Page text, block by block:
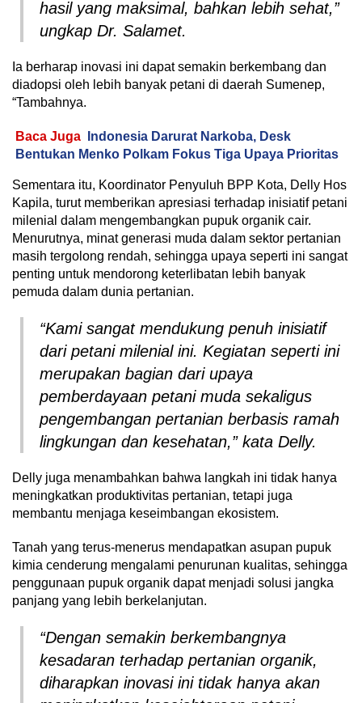
hasil yang maksimal, bahkan lebih sehat,”
ungkap Dr. Salamet.
Ia berharap inovasi ini dapat semakin berkembang dan
diadopsi oleh lebih banyak petani di daerah Sumenep,
“Tambahnya.
Baca Juga
Indonesia Darurat Narkoba, Desk
Bentukan Menko Polkam Fokus Tiga Upaya Prioritas
Sementara itu, Koordinator Penyuluh BPP Kota, Delly Hos
Kapila, turut memberikan apresiasi terhadap inisiatif petani
milenial dalam mengembangkan pupuk organik cair.
Menurutnya, minat generasi muda dalam sektor pertanian
masih tergolong rendah, sehingga upaya seperti ini sangat
penting untuk mendorong keterlibatan lebih banyak
pemuda dalam dunia pertanian.
“Kami sangat mendukung penuh inisiatif
dari petani milenial ini. Kegiatan seperti ini
merupakan bagian dari upaya
pemberdayaan petani muda sekaligus
pengembangan pertanian berbasis ramah
lingkungan dan kesehatan,” kata Delly.
Delly juga menambahkan bahwa langkah ini tidak hanya
meningkatkan produktivitas pertanian, tetapi juga
membantu menjaga keseimbangan ekosistem.
Tanah yang terus-menerus mendapatkan asupan pupuk
kimia cenderung mengalami penurunan kualitas, sehingga
penggunaan pupuk organik dapat menjadi solusi jangka
panjang yang lebih berkelanjutan.
“Dengan semakin berkembangnya
kesadaran terhadap pertanian organik,
diharapkan inovasi ini tidak hanya akan